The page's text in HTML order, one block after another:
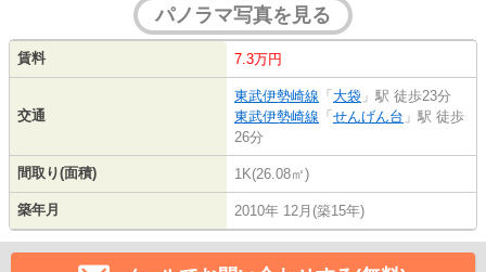
パノラマ写真を見る
賃料 7.3万円
交通
東武伊勢崎線 「 大袋 」駅 徒歩23分
東武伊勢崎線 「 せんげん台 」駅 徒歩
26分
間取り(面積) 1K(26.08㎡)
築年月 2010年 12月(築15年)